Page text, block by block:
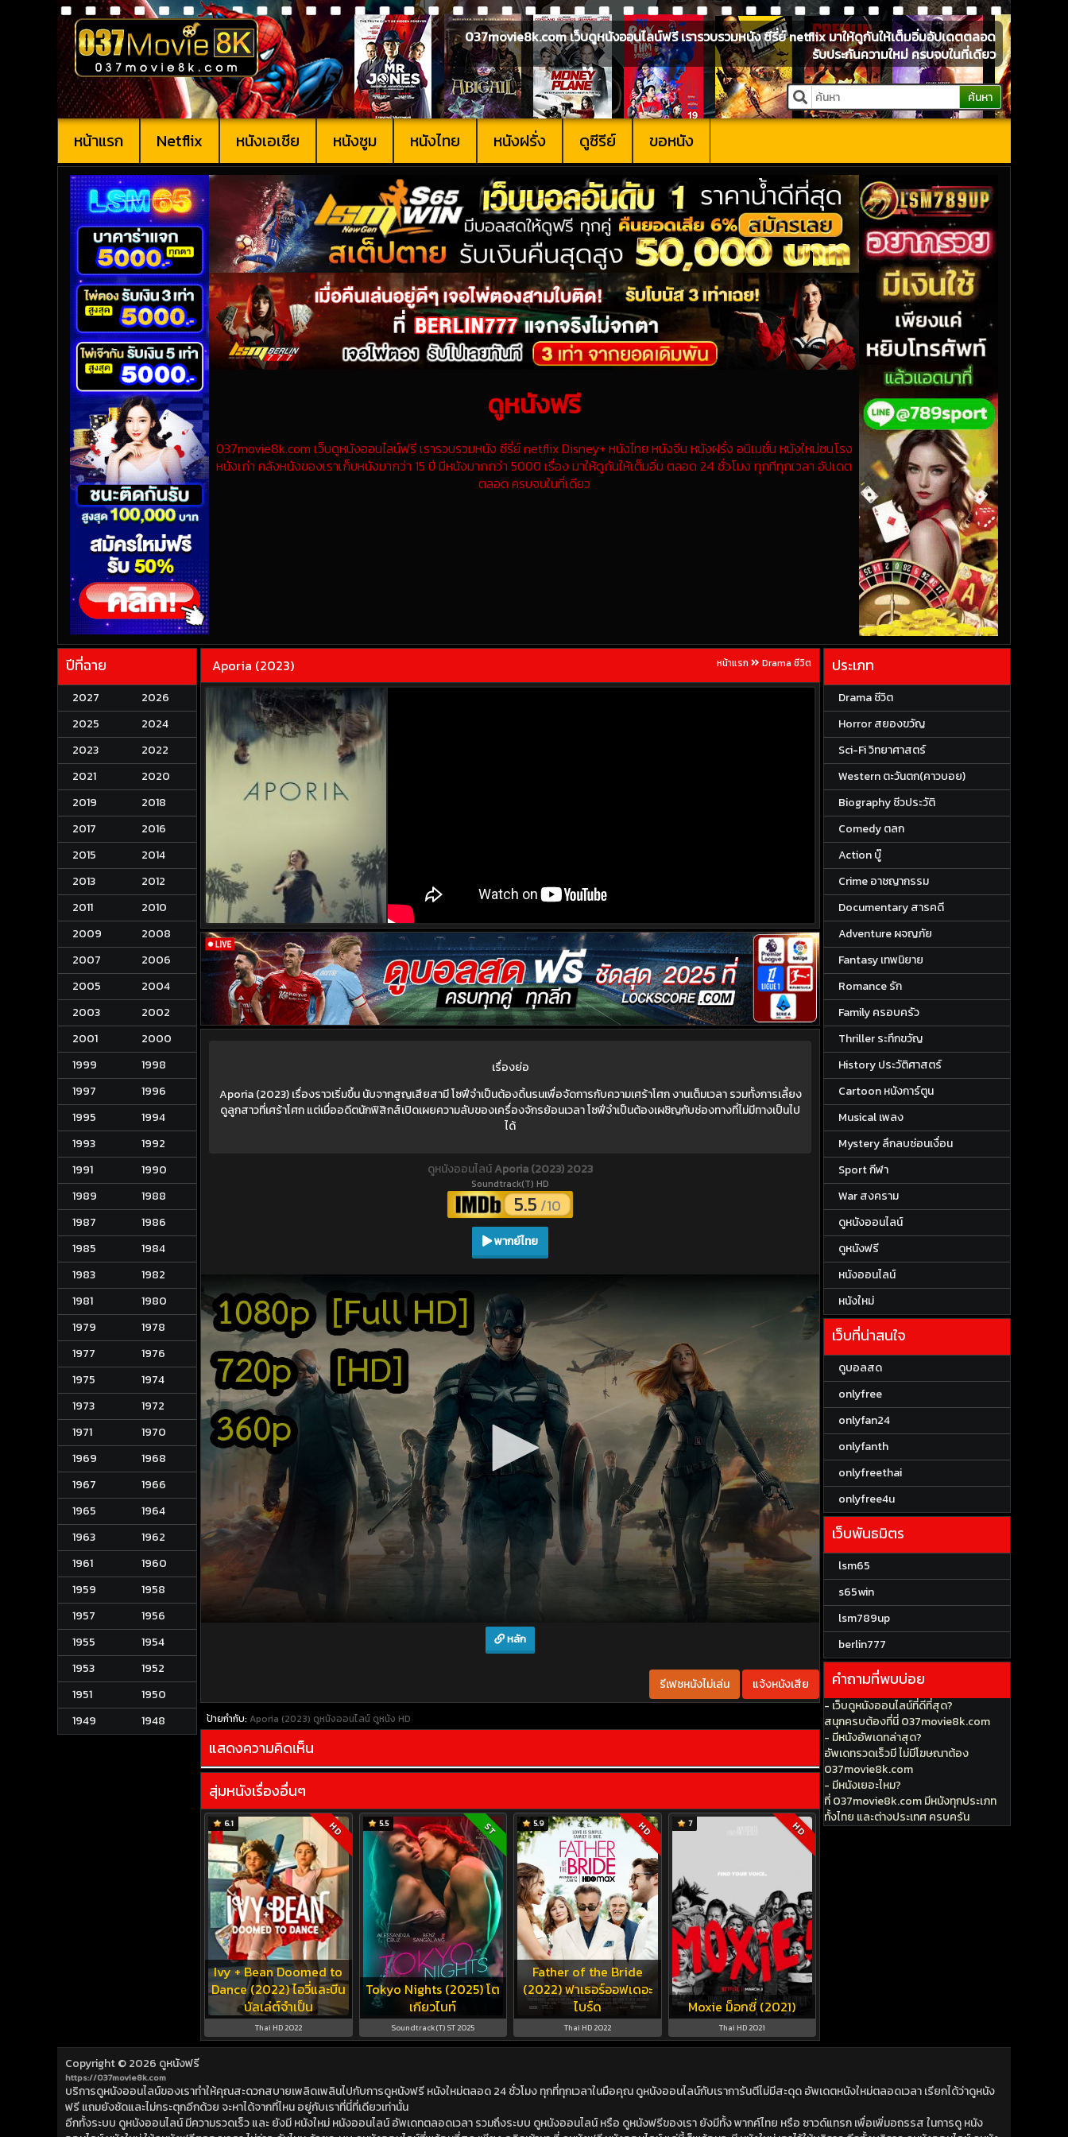
037movie8k.com เว็บดูหนังออนไลน์ฟรี เรารวบรวมหนัง ซีรี่ย์ netflix มาให้ดูกันให้เต็มอิ่มอัปเดตตลอด
รับประกันความใหม่ ครบจบในที่เดียว
ค้นหา
หน้าแรก Netflix หนังเอเชีย หนังซูม หนังไทย หนังฝรั่ง ดูซีรีย์ ขอหนัง
ดูหนังฟรี
037movie8k.com เว็บดูหนังออนไลน์ฟรี เรารวบรวมหนัง ซีรี่ย์ netflix Disney+ หนังไทย หนังจีน หนังฝรั่ง อนิเมชั่น หนังใหม่ชนโรง
หนังเก่า คลังหนังของเราเก็บหนังมากว่า 15 ปี มีหนังมากกว่า 5000 เรื่อง มาให้ดูกันให้เต็มอิ่ม ตลอด 24 ชั่วโมง ทุกทีทุกเวลา อัปเดต
ตลอด ครบจบในที่เดียว
ปีที่ฉาย
2027
2026
2025
2024
2023
2022
2021
2020
2019
2018
2017
2016
2015
2014
2013
2012
2011
2010
2009
2008
2007
2006
2005
2004
2003
2002
2001
2000
1999
1998
1997
1996
1995
1994
1993
1992
1991
1990
1989
1988
1987
1986
1985
1984
1983
1982
1981
1980
1979
1978
1977
1976
1975
1974
1973
1972
1971
1970
1969
1968
1967
1966
1965
1964
1963
1962
1961
1960
1959
1958
1957
1956
1955
1954
1953
1952
1951
1950
1949
1948
Aporia (2023) หน้าแรก Drama ชีวิต
เรื่องย่อ
Aporia (2023) เรื่องราวเริ่มขึ้น นับจากสูญเสียสามี โซฟีจำเป็นต้องดิ้นรนเพื่อจัดการกับความเศร้าโศก งานเต็มเวลา รวมทั้งการเลี้ยง
ดูลูกสาวที่เศร้าโศก แต่เมื่ออดีตนักฟิสิกส์เปิดเผยความลับของเครื่องจักรย้อนเวลา โซฟีจำเป็นต้องเผชิญกับช่องทางที่ไม่มีทางเป็นไป
ได้
ดูหนังออนไลน์Aporia (2023) 2023
Soundtrack(T) HD
5.5 /10
พากย์ไทย
หลัก
รีเฟชหนังไม่เล่น แจ้งหนังเสีย
ป้ายกำกับ: Aporia (2023) ดูหนังออนไลน์ ดูหนัง HD
แสดงความคิดเห็น
สุ่มหนังเรื่องอื่นๆ
Ivy + Bean Doomed to
Dance (2022) ไอวี่และบีน
บัลเล่ต์จำเป็น
6.1 HD
Thai HD 2022
Tokyo Nights (2025) โต
เกียวไนท์
5.5 ST
Soundtrack(T) ST 2025
Father of the Bride
(2022) ฟาเธอร์ออฟเดอะ
ไบร์ด
5.9 HD
Thai HD 2022
Moxie ม็อกซี่ (2021)
7 HD
Thai HD 2021
ประเภท
Drama ชีวิต
Horror สยองขวัญ
Sci-Fi วิทยาศาสตร์
Western ตะวันตก(คาวบอย)
Biography ชีวประวัติ
Comedy ตลก
Action บู๊
Crime อาชญากรรม
Documentary สารคดี
Adventure ผจญภัย
Fantasy เทพนิยาย
Romance รัก
Family ครอบครัว
Thriller ระทึกขวัญ
History ประวัติศาสตร์
Cartoon หนังการ์ตูน
Musical เพลง
Mystery ลึกลบซ่อนเงื่อน
Sport กีฬา
War สงคราม
ดูหนังออนไลน์
ดูหนังฟรี
หนังออนไลน์
หนังใหม่
เว็บที่น่าสนใจ
ดูบอลสด
onlyfree
onlyfan24
onlyfanth
onlyfreethai
onlyfree4u
เว็บพันธมิตร
lsm65
s65win
lsm789up
berlin777
คำถามที่พบบ่อย
- เว็บดูหนังออนไลน์ที่ดีที่สุด?
สนุกครบต้องที่นี่ 037movie8k.com
- มีหนังอัพเดทล่าสุด?
อัพเดทรวดเร็วมี ไม่มีโฆษณาต้อง
037movie8k.com
- มีหนังเยอะไหม?
ที่ 037movie8k.com มีหนังทุกประเภท
ทั้งไทย และต่างประเทศ ครบครัน
Copyright © 2026 ดูหนังฟรี
https://037movie8k.com
บริการดูหนังออนไลน์ของเราทำให้คุณสะดวกสบายเพลิดเพลินไปกับการดูหนังฟรี หนังใหม่ตลอด 24 ชั่วโมง ทุกที่ทุกเวลาในมือคุณ ดูหนังออนไลน์กับเราการันตีไม่มีสะดุด อัพเดตหนังใหม่ตลอดเวลา เรียกได้ว่าดูหนัง
ฟรี แถมยังชัดและไม่กระตุกอีกด้วย จะหาได้จากที่ไหน อยู่กับเราที่นี่ที่เดียวเท่านั้น
อีกทั้งระบบ ดูหนังออนไลน์ มีความรวดเร็ว และ ยังมี หนังใหม่ หนังออนไลน์ อัพเดทตลอดเวลา รวมถึงระบบ ดูหนังออนไลน์ หรือ ดูหนังฟรีของเรา ยังมีทั้ง พากค์ไทย หรือ ซาวด์แทรก เพื่อเพิ่มอถรรส ในการดู หนัง